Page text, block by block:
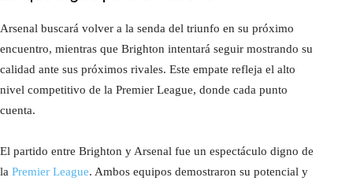
Arsenal buscará volver a la senda del triunfo en su próximo
encuentro, mientras que Brighton intentará seguir mostrando su
calidad ante sus próximos rivales. Este empate refleja el alto
nivel competitivo de la Premier League, donde cada punto
cuenta.
El partido entre Brighton y Arsenal fue un espectáculo digno de
la Premier League. Ambos equipos demostraron su potencial y